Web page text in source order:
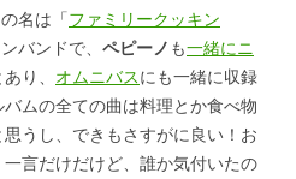
名は「ファミリークッキン
バンドで、 ペピーノ も一緒にニ
り、 オムニバスにも一緒に収録
ムの全ての曲は料理とか食べ物
うし、できもさすがに良い！お
言だけだけど、誰か気付いたの